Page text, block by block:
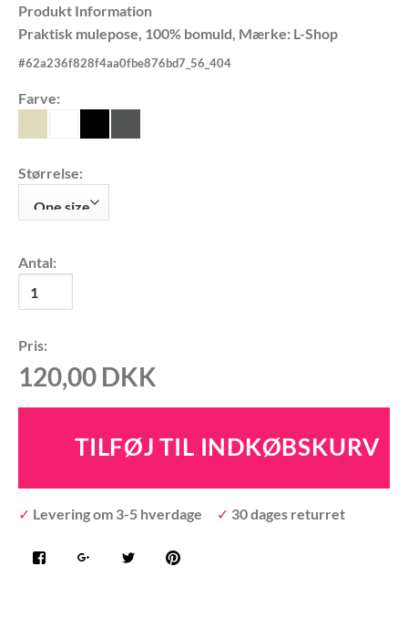
Produkt Information
Praktisk mulepose, 100% bomuld, Mærke: L-Shop
#62a236f828f4aa0fbe876bd7_56_404
Farve:
Størrelse:
Antal:
Pris:
120,00 DKK
✓ Levering om 3-5 hverdage ✓ 30 dages returret